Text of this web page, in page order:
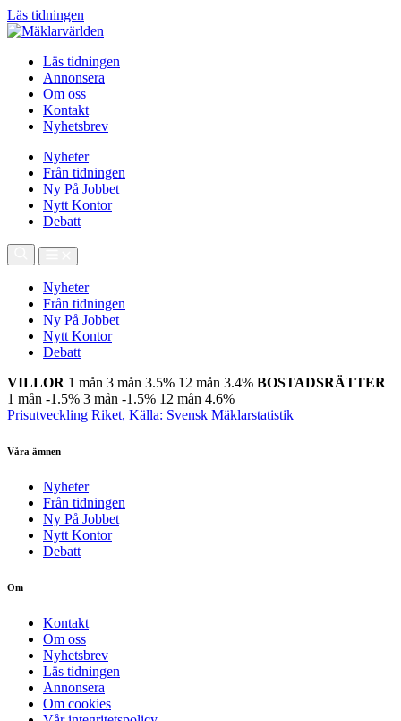
Läs tidningen
Läs tidningen
Annonsera
Om oss
Kontakt
Nyhetsbrev
Nyheter
Från tidningen
Ny På Jobbet
Nytt Kontor
Debatt
Nyheter
Från tidningen
Ny På Jobbet
Nytt Kontor
Debatt
VILLOR 1 mån 3 mån 3.5% 12 mån 3.4% BOSTADSRÄTTER
1 mån -1.5% 3 mån -1.5% 12 mån 4.6%
Prisutveckling Riket, Källa: Svensk Mäklarstatistik
Våra ämnen
Nyheter
Från tidningen
Ny På Jobbet
Nytt Kontor
Debatt
Om
Kontakt
Om oss
Nyhetsbrev
Läs tidningen
Annonsera
Om cookies